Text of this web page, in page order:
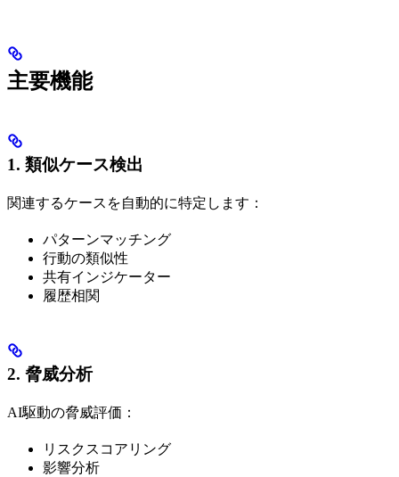
主要機能
1. 類似ケース検出
関連するケースを自動的に特定します：
パターンマッチング
行動の類似性
共有インジケーター
履歴相関
2. 脅威分析
AI駆動の脅威評価：
リスクスコアリング
影響分析